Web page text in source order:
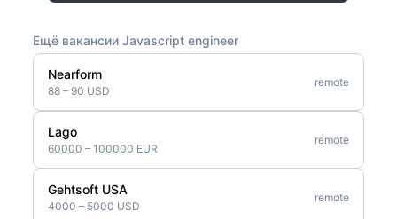
Ещё вакансии Javascript engineer
Nearform
88 – 90 USD
remote
Lago
60000 – 100000 EUR
remote
Gehtsoft USA
4000 – 5000 USD
remote